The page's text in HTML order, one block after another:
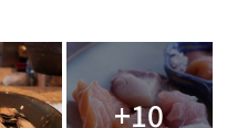
+10